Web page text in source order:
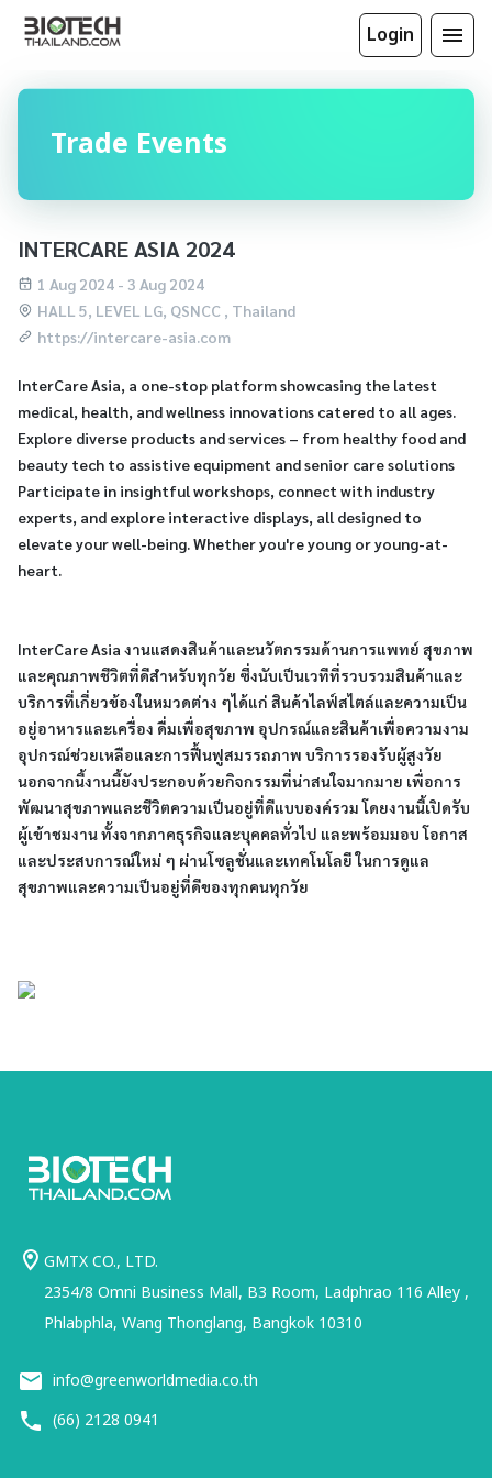
Login
Trade Events
INTERCARE ASIA 2024
1 Aug 2024 - 3 Aug 2024
HALL 5, LEVEL LG, QSNCC , Thailand
https://intercare-asia.com
InterCare Asia, a one-stop platform showcasing the latest
medical, health, and wellness innovations catered to all ages.
Explore diverse products and services – from healthy food and
beauty tech to assistive equipment and senior care solutions
Participate in insightful workshops, connect with industry
experts, and explore interactive displays, all designed to
elevate your well-being. Whether you're young or young-at-
heart.
InterCare Asia งานแสดงสินค้าและนวัตกรรมด้านการแพทย์ สุขภาพ
และคุณภาพชีวิตที่ดีสำหรับทุกวัย ซึ่งนับเป็นเวทีที่รวบรวมสินค้าและ
บริการที่เกี่ยวข้องในหมวดต่าง ๆได้แก่ สินค้าไลฟ์สไตล์และความเป็น
อยู่อาหารและเครื่อง ดื่มเพื่อสุขภาพ อุปกรณ์และสินค้าเพื่อความงาม
อุปกรณ์ช่วยเหลือและการฟื้นฟูสมรรถภาพ บริการรองรับผู้สูงวัย
นอกจากนี้งานนี้ยังประกอบด้วยกิจกรรมที่น่าสนใจมากมาย เพื่อการ
พัฒนาสุขภาพและชีวิตความเป็นอยู่ที่ดีแบบองค์รวม โดยงานนี้เปิดรับ
ผู้เข้าชมงาน ทั้งจากภาคธุรกิจและบุคคลทั่วไป และพร้อมมอบ โอกาส
และประสบการณ์ใหม่ ๆ ผ่านโซลูชั่นและเทคโนโลยี ในการดูแล
สุขภาพและความเป็นอยู่ที่ดีของทุกคนทุกวัย
GMTX CO., LTD.
2354/8 Omni Business Mall, B3 Room, Ladphrao 116 Alley ,
Phlabphla, Wang Thonglang, Bangkok 10310
info@greenworldmedia.co.th
(66) 2128 0941